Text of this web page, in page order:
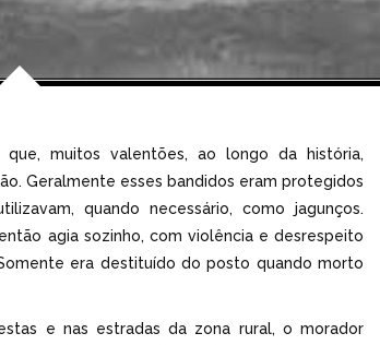
muitos valentões, ao longo da história,
Geralmente esses bandidos eram protegidos
quando necessário, como jagunços.
agia sozinho, com violência e desrespeito
era destituído do posto quando morto
e nas estradas da zona rural, o morador